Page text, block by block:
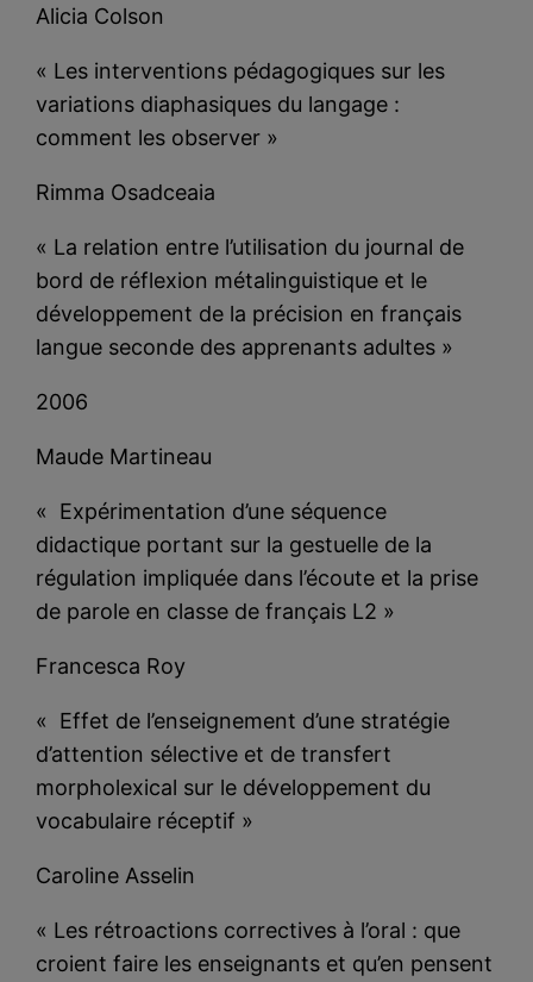
Alicia Colson
« Les interventions pédagogiques sur les
variations diaphasiques du langage :
comment les observer »
Rimma Osadceaia
« La relation entre l’utilisation du journal de
bord de réflexion métalinguistique et le
développement de la précision en français
langue seconde des apprenants adultes »
2006
Maude Martineau
« Expérimentation d’une séquence
didactique portant sur la gestuelle de la
régulation impliquée dans l’écoute et la prise
de parole en classe de français L2 »
Francesca Roy
« Effet de l’enseignement d’une stratégie
d’attention sélective et de transfert
morpholexical sur le développement du
vocabulaire réceptif »
Caroline Asselin
« Les rétroactions correctives à l’oral : que
croient faire les enseignants et qu’en pensent